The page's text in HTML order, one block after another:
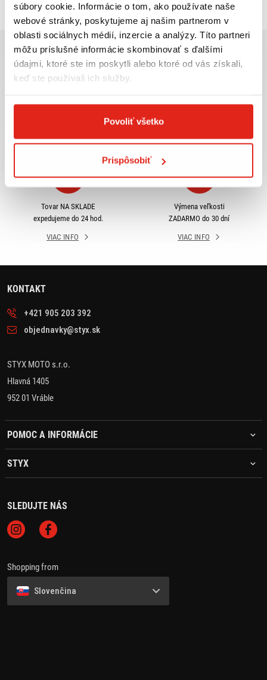
súbory cookie. Informácie o tom, ako používate naše
webové stránky, poskytujeme aj našim partnerom v
oblasti sociálnych médií, inzercie a analýzy. Títo partneri
môžu príslušné informácie skombinovať s ďalšími
údajmi, ktoré ste im poskytli alebo ktoré od vás získali,
keď ste používali ich služby.
Povoliť všetko
Prispôsobiť
VIAC INFO VIAC INFO
Tovar NA SKLADE
expedujeme do 24 hod.
VIAC INFO
Výmena veľkosti
ZADARMO do 30 dní
VIAC INFO
KONTAKT
+421 905 203 392
objednavky@styx.sk
STYX MOTO s.r.o.
Hlavná 1405
952 01 Vráble
POMOC A INFORMÁCIE
STYX
SLEDUJTE NÁS
Shopping from
Slovenčina